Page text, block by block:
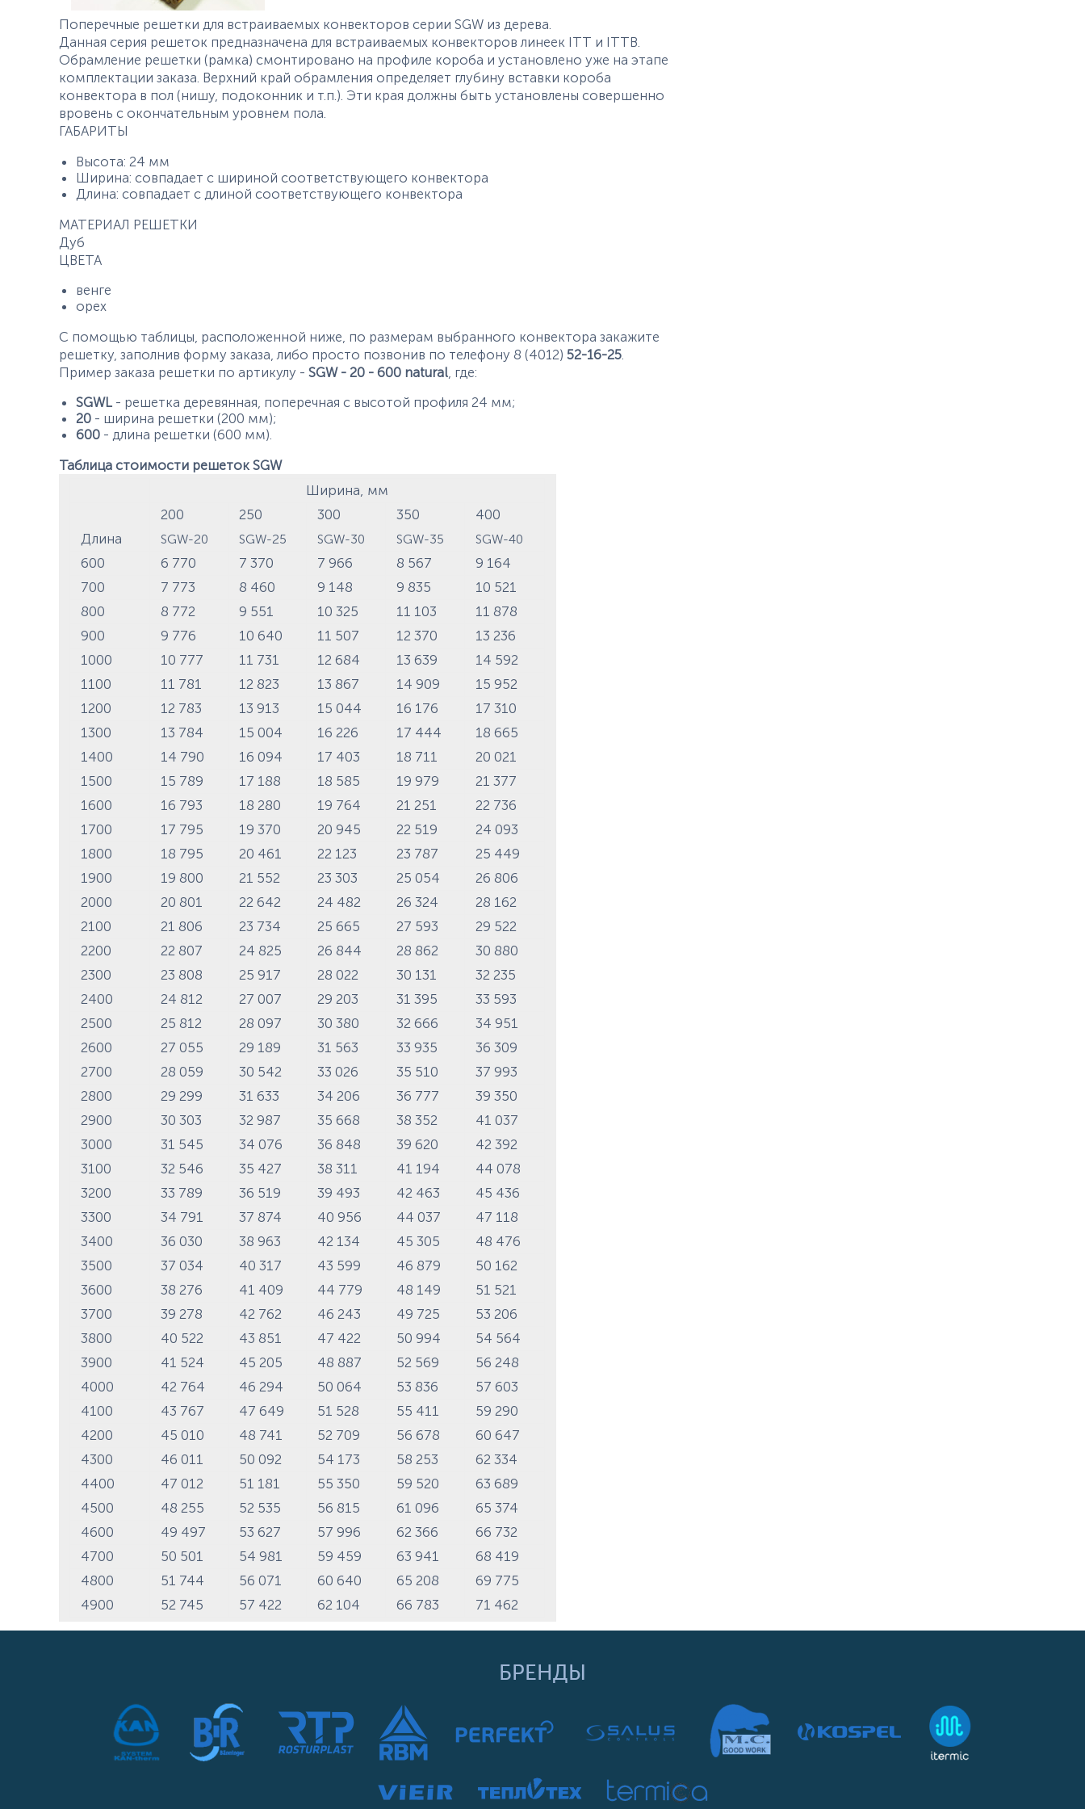
Поперечные решетки для встраиваемых конвекторов серии SGW из дерева.
Данная серия решеток предназначена для встраиваемых конвекторов линеек ITT и ITTB.
Обрамление решетки (рамка) смонтировано на профиле короба и установлено уже на этапе
комплектации заказа. Верхний край обрамления определяет глубину вставки короба
конвектора в пол (нишу, подоконник и т.п.). Эти края должны быть установлены совершенно
вровень с окончательным уровнем пола.
ГАБАРИТЫ
Высота: 24 мм
Ширина: совпадает с шириной соответствующего конвектора
Длина: совпадает с длиной соответствующего конвектора
МАТЕРИАЛ РЕШЕТКИ
Дуб
ЦВЕТА
венге
орех
С помощью таблицы, расположенной ниже, по размерам выбранного конвектора закажите
решетку, заполнив форму заказа, либо просто позвонив по телефону 8 (4012) 52-16-25.
Пример заказа решетки по артикулу - SGW - 20 - 600 natural, где:
SGWL - решетка деревянная, поперечная с высотой профиля 24 мм;
20 - ширина решетки (200 мм);
600- длина решетки (600 мм).
Таблица стоимости решеток SGW
Ширина, мм
200
250 300 350
400
Длина
SGW-20 SGW-25 SGW-30 SGW-35 SGW-40
600 6 770 7 370 7 966 8 567
9 164
700
7 773 8 460 9 148 9 835
10 521
800
8 772 9 551 10 325 11 103
11 878
900
9 776 10 640 11 507 12 370
13 236
1000
10 777 11 731 12 684 13 639
14 592
1100
11 781 12 823 13 867 14 909
15 952
1200
12 783 13 913 15 044 16 176
17 310
1300
13 784 15 004 16 226 17 444
18 665
1400
14 790 16 094 17 403 18 711
20 021
1500
15 789 17 188 18 585 19 979
21 377
1600
16 793 18 280 19 764 21 251
22 736
1700
17 795 19 370 20 945 22 519
24 093
1800
18 795 20 461 22 123 23 787
25 449
1900
19 800 21 552 23 303 25 054
26 806
2000
20 801 22 642 24 482 26 324
28 162
2100
21 806 23 734 25 665 27 593
29 522
2200
22 807 24 825 26 844 28 862
30 880
2300
23 808 25 917 28 022 30 131
32 235
2400
24 812 27 007 29 203 31 395
33 593
2500
25 812 28 097 30 380 32 666
34 951
2600
27 055 29 189 31 563 33 935
36 309
2700
28 059 30 542 33 026 35 510
37 993
2800
29 299 31 633 34 206 36 777
39 350
2900
30 303 32 987 35 668 38 352
41 037
3000
31 545 34 076 36 848 39 620
42 392
3100
32 546 35 427 38 311 41 194
44 078
3200
33 789 36 519 39 493 42 463
45 436
3300
34 791 37 874 40 956 44 037
47 118
3400
36 030 38 963 42 134 45 305
48 476
3500
37 034 40 317 43 599 46 879
50 162
3600
38 276 41 409 44 779 48 149
51 521
3700
39 278 42 762 46 243 49 725
53 206
3800
40 522 43 851 47 422 50 994
54 564
3900
41 524 45 205 48 887 52 569
56 248
4000
42 764 46 294 50 064 53 836
57 603
4100
43 767 47 649 51 528 55 411
59 290
4200
45 010 48 741 52 709 56 678
60 647
4300
46 011 50 092 54 173 58 253
62 334
4400
47 012 51 181 55 350 59 520
63 689
4500
48 255 52 535 56 815 61 096
65 374
4600
49 497 53 627 57 996 62 366
66 732
4700
50 501 54 981 59 459 63 941
68 419
4800
51 744 56 071 60 640 65 208
69 775
4900
52 745 57 422 62 104 66 783 71 462
БРЕНДЫ